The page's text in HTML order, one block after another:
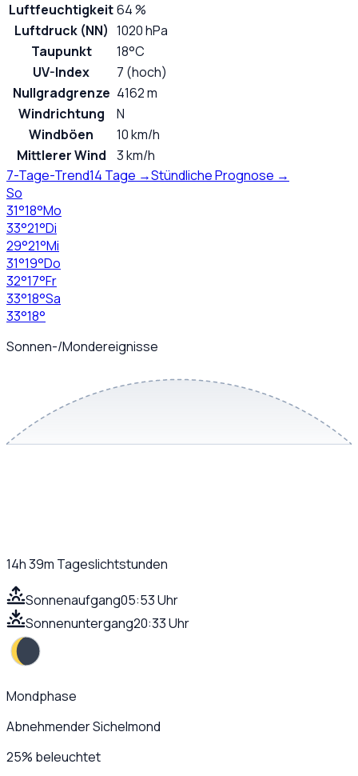
Luftfeuchtigkeit64 %
Luftdruck (NN) 1020 hPa
Taupunkt
18°C
UV-Index
7 (hoch)
Nullgradgrenze 4162 m
Windrichtung
N
Windböen
10 km/h
Mittlerer Wind
3 km/h
7-Tage-Trend14 Tage →Stündliche Prognose →
So
31°18°Mo
33°21°Di
29°21°Mi
31°19°Do
32°17°Fr
33°18°Sa
33°18°
Sonnen-/Mondereignisse
14h 39m Tageslichtstunden
Sonnenaufgang05:53 Uhr
Sonnenuntergang20:33 Uhr
Mondphase
Abnehmender Sichelmond
25% beleuchtet